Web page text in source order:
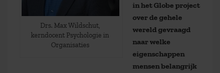
Drs. Max Wildschut,
kerndocent Psychologie in
Organisaties
in het Globe project
over de gehele
wereld gevraagd
naar welke
eigenschappen
mensen belangrijk